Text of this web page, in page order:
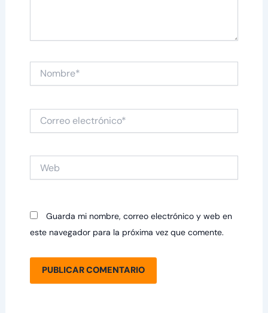
Nombre*
Correo
electrónico*
Guarda mi nombre, correo electrónico y web en
este navegador para la próxima vez que comente.